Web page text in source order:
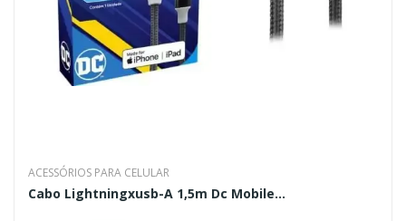
ACESSÓRIOS PARA CELULAR
Cabo Lightningxusb-A 1,5m Dc Mobile...